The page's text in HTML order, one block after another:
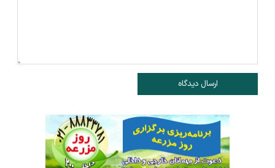
ارسال دیدگاه